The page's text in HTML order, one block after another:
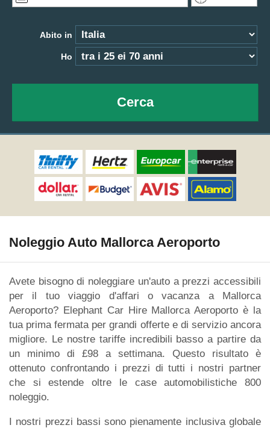
Abito in
Ho
Cerca
Noleggio Auto Mallorca Aeroporto
Avete bisogno di noleggiare un'auto a prezzi accessibili
per il tuo viaggio d'affari o vacanza a Mallorca
Aeroporto? Elephant Car Hire Mallorca Aeroporto è la
tua prima fermata per grandi offerte e di servizio ancora
migliore. Le nostre tariffe incredibili basso a partire da
un minimo di £98 a settimana. Questo risultato è
ottenuto confrontando i prezzi di tutti i nostri partner
che si estende oltre le case automobilistiche 800
noleggio.
I nostri prezzi bassi sono pienamente inclusiva globale